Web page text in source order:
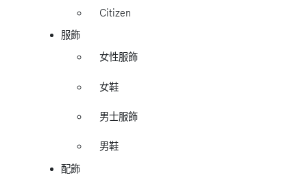
Citizen
服飾
女性服飾
女鞋
男士服飾
男鞋
配飾